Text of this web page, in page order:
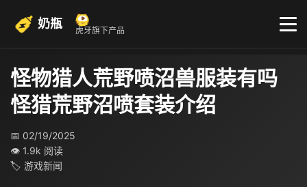
奶瓶 虎牙旗下产品
怪物猎人荒野喷沼兽服装有吗
怪猎荒野沼喷套装介绍
📅 02/19/2025
👁 1.9k 阅读
🏷 游戏新闻